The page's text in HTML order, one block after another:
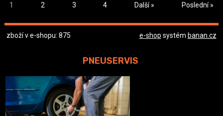
1 2 3 4 Další » Poslední »
zboží v e-shopu: 875 e-shop systém banan.cz
PNEUSERVIS